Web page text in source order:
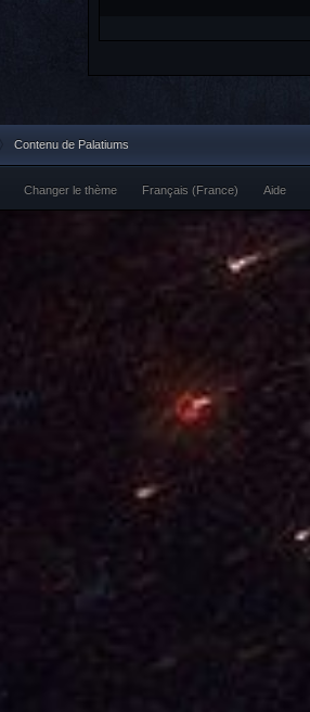
Contenu de Palatiums
Changer le thème Français (France) Aide